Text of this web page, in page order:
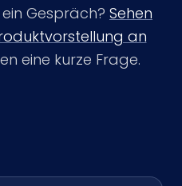
Gespräch? Sehen
an
eine kurze Frage.